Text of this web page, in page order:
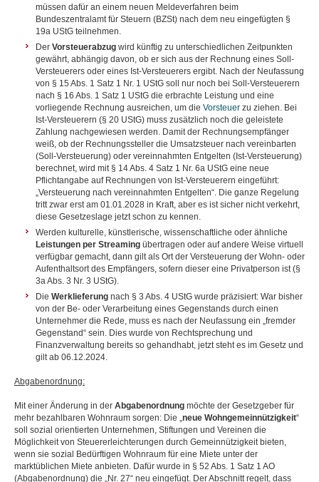
müssen dafür an einem neuen Meldeverfahren beim
Bundeszentralamt für Steuern (BZSt) nach dem neu eingefügten §
19a UStG teilnehmen.
Der Vorsteuerabzug wird künftig zu unterschiedlichen Zeitpunkten
gewährt, abhängig davon, ob er sich aus der Rechnung eines Soll-
Versteuerers oder eines Ist-Versteuerers ergibt. Nach der Neufassung
von § 15 Abs. 1 Satz 1 Nr. 1 UStG soll nur noch bei Soll-Versteuerern
nach § 16 Abs. 1 Satz 1 UStG die erbrachte Leistung und eine
vorliegende Rechnung ausreichen, um die Vorsteuer zu ziehen. Bei
Ist-Versteuerern (§ 20 UStG) muss zusätzlich noch die geleistete
Zahlung nachgewiesen werden. Damit der Rechnungsempfänger
weiß, ob der Rechnungssteller die Umsatzsteuer nach vereinbarten
(Soll-Versteuerung) oder vereinnahmten Entgelten (Ist-Versteuerung)
berechnet, wird mit § 14 Abs. 4 Satz 1 Nr. 6a UStG eine neue
Pflichtangabe auf Rechnungen von Ist-Versteuerern eingeführt:
„Versteuerung nach vereinnahmten Entgelten“. Die ganze Regelung
tritt zwar erst am 01.01.2028 in Kraft, aber es ist sicher nicht verkehrt,
diese Gesetzeslage jetzt schon zu kennen.
Werden kulturelle, künstlerische, wissenschaftliche oder ähnliche
Leistungen per Streaming übertragen oder auf andere Weise virtuell
verfügbar gemacht, dann gilt als Ort der Versteuerung der Wohn- oder
Aufenthaltsort des Empfängers, sofern dieser eine Privatperson ist (§
3a Abs. 3 Nr. 3 UStG).
Die Werklieferung nach § 3 Abs. 4 UStG wurde präzisiert: War bisher
von der Be- oder Verarbeitung eines Gegenstands durch einen
Unternehmer die Rede, muss es nach der Neufassung ein „fremder
Gegenstand“ sein. Dies wurde von Rechtsprechung und
Finanzverwaltung bereits so gehandhabt, jetzt steht es im Gesetz und
gilt ab 06.12.2024.
Abgabenordnung:
Mit einer Änderung in der Abgabenordnung möchte der Gesetzgeber für
mehr bezahlbaren Wohnraum sorgen: Die „neue Wohngemeinnützigkeit“
soll sozial orientierten Unternehmen, Stiftungen und Vereinen die
Möglichkeit von Steuererleichterungen durch Gemeinnützigkeit bieten,
wenn sie sozial Bedürftigen Wohnraum für eine Miete unter der
marktüblichen Miete anbieten. Dafür wurde in § 52 Abs. 1 Satz 1 AO
(Abgabenordnung) die „Nr. 27“ neu eingefügt. Der Abschnitt regelt, dass